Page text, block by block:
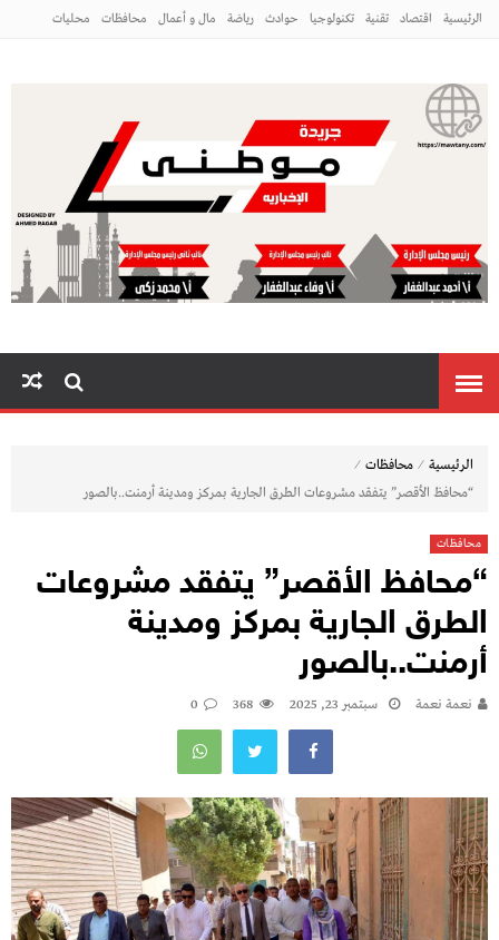
الرئيسية اقتصاد تقنية تكنولوجيا حوادث رياضة مال و أعمال محافظات محليات
الرئيسية ⁄ محافظات ⁄
“محافظ الأقصر” يتفقد مشروعات الطرق الجارية بمركز ومدينة أرمنت..بالصور
محافظات
“محافظ الأقصر” يتفقد مشروعات
الطرق الجارية بمركز ومدينة
أرمنت..بالصور
نعمة نعمة سبتمبر 23, 2025 368
0